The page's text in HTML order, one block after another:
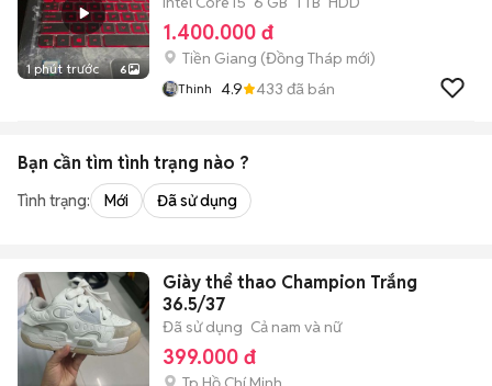
1 phút trước 6
1.400.000 đ
Tiền Giang (Đồng Tháp mới)
Thinh 4.9 433 đã bán
Bạn cần tìm tình trạng nào ?
Tình trạng: Mới Đã sử dụng
Giày thể thao Champion Trắng
36.5/37
Đã sử dụng Cả nam và nữ
399.000 đ